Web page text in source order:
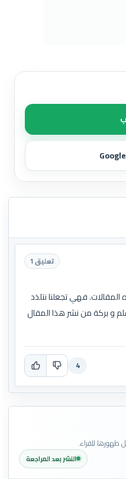
تعليق 1
فهي تجعلنا نتلذد
علم و بركة من نشر هذا المقال
4
ظهورها للقراء.
النشر بعد المراجعة